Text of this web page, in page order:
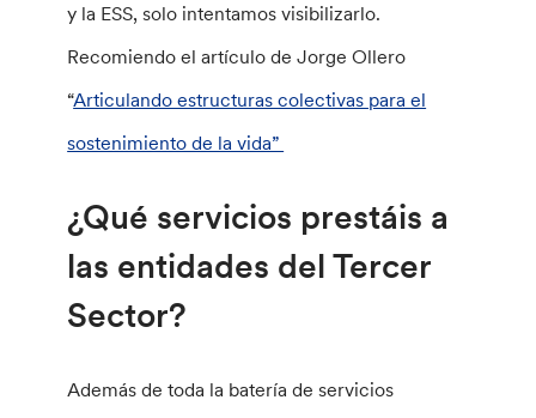
y la ESS, solo intentamos visibilizarlo.
Recomiendo el artículo de Jorge Ollero
“Articulando estructuras colectivas para el
sostenimiento de la vida”
¿Qué servicios prestáis a
las entidades del Tercer
Sector?
Además de toda la batería de servicios